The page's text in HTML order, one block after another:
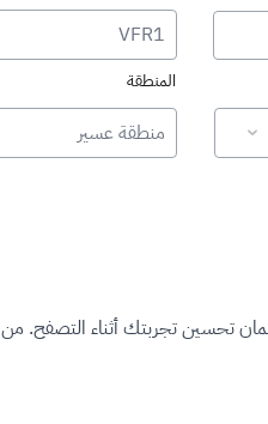
VFR1
المنطقة
منطقة عسير
تحسين تجربتك أثناء التصفح.